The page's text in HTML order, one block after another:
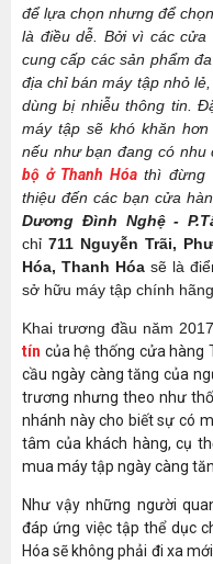
để lựa chọn nhưng để
là điều dễ. Bởi vì các cửa
cung cấp các sản phẩm
địa chỉ bán máy tập nhỏ
dùng bị nhiễu thông tin.
máy tập sẽ khó khăn
nếu như bạn đang có
bộ ở Thanh Hóathì đừng
thiệu đến các bạn cửa
Dương Đình Nghệ -
chỉ711 Nguyễn Trãi,
Hóa, Thanh Hóa sẽ là
sở hữu máy tập chính
Khai trương đầu năm
tín của hệ thống cửa hàng
cầu ngày càng tăng của
trương nhưng theo như
nhánh này cho biết sự có
tâm của khách hàng, cụ
mua máy tập ngày càng
Như vậy những người
đáp ứng việc tập thể dục
Hóa sẽ không phải đi xa